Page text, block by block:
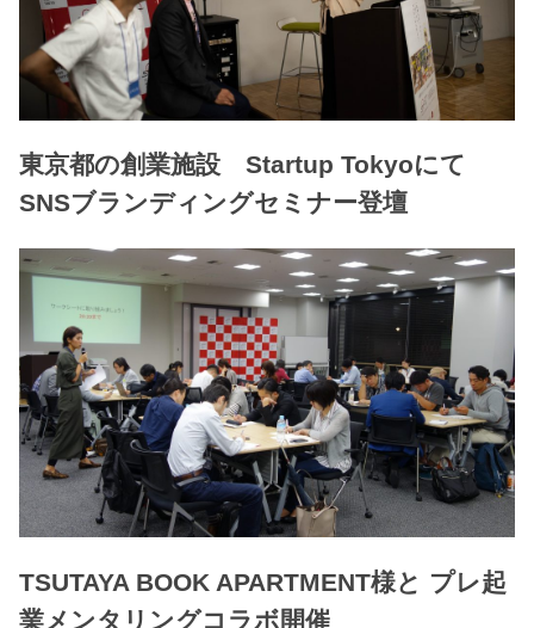
東京都の創業施設 Startup Tokyoにて
SNSブランディングセミナー登壇
TSUTAYA BOOK APARTMENT様と プレ起
業メンタリングコラボ開催